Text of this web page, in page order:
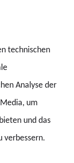
technischen
Analyse der
um
und das
verbessern.